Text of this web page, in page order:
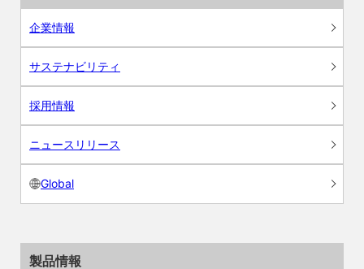
企業情報
サステナビリティ
採用情報
ニュースリリース
Global
製品情報